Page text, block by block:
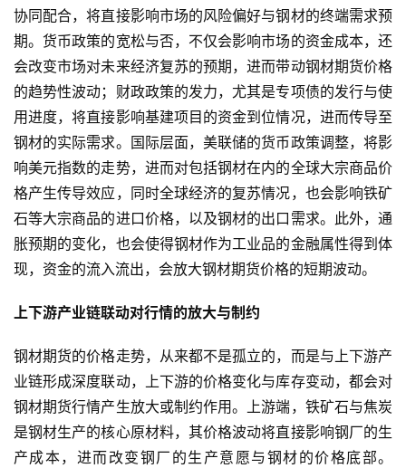
原
协同配合，将直接影响市场的风险偏好与钢材的终端需求预
期。货币政策的宽松与否，不仅会影响市场的资金成本，还
会改变市场对未来经济复苏的预期，进而带动钢材期货价格
的趋势性波动；财政政策的发力，尤其是专项债的发行与使
用进度，将直接影响基建项目的资金到位情况，进而传导至
钢材的实际需求。国际层面，美联储的货币政策调整，将影
响美元指数的走势，进而对包括钢材在内的全球大宗商品价
格产生传导效应，同时全球经济的复苏情况，也会影响铁矿
石等大宗商品的进口价格，以及钢材的出口需求。此外，通
胀预期的变化，也会使得钢材作为工业品的金融属性得到体
现，资金的流入流出，会放大钢材期货价格的短期波动。
上下游产业链联动对行情的放大与制约
钢材期货的价格走势，从来都不是孤立的，而是与上下游产
业链形成深度联动，上下游的价格变化与库存变动，都会对
钢材期货行情产生放大或制约作用。上游端，铁矿石与焦炭
是钢材生产的核心原材料，其价格波动将直接影响钢厂的生
产成本，进而改变钢厂的生产意愿与钢材的价格底部。